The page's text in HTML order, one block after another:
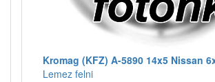
Kromag (KFZ) A-5890 14x5 Nissan
Lemez felni